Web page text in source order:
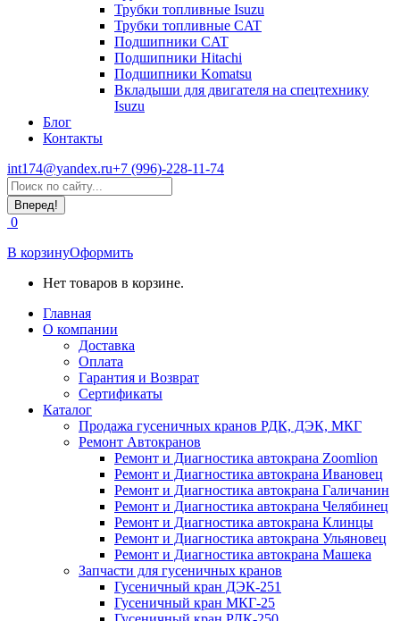
Трубки топливные Isuzu
Трубки топливные CAT
Подшипники CAT
Подшипники Hitachi
Подшипники Komatsu
Вкладыши для двигателя на спецтехнику
Isuzu
Блог
Контакты
int174@yandex.ru+7 (996)-228-11-74
Страница
WhatsApp
открывается
в
новом
окне
Поиск:
0
В корзинуОформить
Нет товаров в корзине.
Главная
О компании
Доставка
Оплата
Гарантия и Возврат
Сертификаты
Каталог
Продажа гусеничных кранов РДК, ДЭК, МКГ
Ремонт Автокранов
Ремонт и Диагностика автокрана Zoomlion
Ремонт и Диагностика автокрана Ивановец
Ремонт и Диагностика автокрана Галичанин
Ремонт и Диагностика автокрана Челябинец
Ремонт и Диагностика автокрана Клинцы
Ремонт и Диагностика автокрана Ульяновец
Ремонт и Диагностика автокрана Машека
Запчасти для гусеничных кранов
Гусеничный кран ДЭК-251
Гусеничный кран МКГ-25